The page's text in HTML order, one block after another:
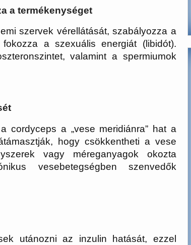
a termékenységet
szervek vérellátását, szabályozza a
a szexuális energiát (libidót).
valamint a spermiumok
cordyceps a „vese meridiánra” hat a
hogy csökkentheti a vese
vagy méreganyagok okozta
vesebetegségben szenvedők
utánozni az inzulin hatását, ezzel